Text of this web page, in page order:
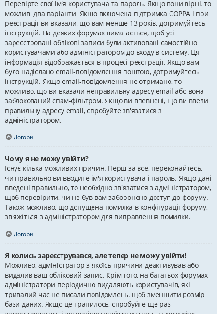
Перевірте свої ім'я користувача та пароль. Якщо вони вірні, то
можливі два варіанти. Якщо включена підтримка COPPA і при
реєстрації ви вказали, що вам менше 13 років, дотримуйтесь
інструкцій. На деяких форумах вимагається, щоб усі
зареєстровані облікові записи були активовані самостійно
користувачами або адміністратором до входу в систему. Ця
інформація відображається в процесі реєстрації. Якщо вам
було надіслано email-повідомлення поштою, дотримуйтесь
інструкцій. Якщо email-повідомлення не отримано, то
можливо, що ви вказали неправильну адресу email або вона
заблокований спам-фільтром. Якщо ви впевнені, що ви ввели
правильну адресу email, спробуйте зв'язатися з
адміністратором.
Догори
Чому я не можу увійти?
Існує кілька можливих причин. Перш за все, переконайтесь,
чи правильно ви вводите ім'я користувача і пароль. Якщо дані
введені правильно, то необхідно зв'язатися з адміністратором,
щоб перевірити, чи не був вам заборонено доступ до форуму.
Також можливо, що допущена помилка в конфігурації форуму,
зв'яжіться з адміністратором для виправлення помилки.
Догори
Я колись зареєструвався, але тепер не можу увійти!
Можливо, адміністратор з якоїсь причини деактивував або
видалив ваш обліковий запис. Крім того, на багатьох форумах
адміністратори періодично видаляють користувачів, які
тривалий час не писали повідомлень, щоб зменшити розмір
бази даних. Якщо це трапилось, спробуйте ще раз